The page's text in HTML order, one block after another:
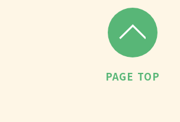
PAGE TOP